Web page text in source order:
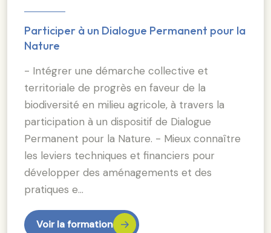
Participer à un Dialogue Permanent pour la
Nature
- Intégrer une démarche collective et
territoriale de progrès en faveur de la
biodiversité en milieu agricole, à travers la
participation à un dispositif de Dialogue
Permanent pour la Nature. - Mieux connaître
les leviers techniques et financiers pour
développer des aménagements et des
pratiques e…
Voir la formation